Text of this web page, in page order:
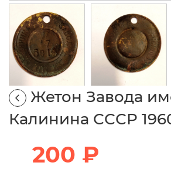
Жетон Завода
Калинина СССР
200 ₽